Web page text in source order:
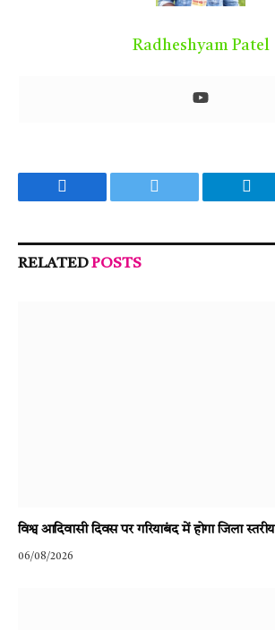
Radheshyam Patel
Facebook Twitter
RELATEDPOSTS
विश्व आदिवासी दिवस पर गरियाबंद में होगा जिला
06/08/2026